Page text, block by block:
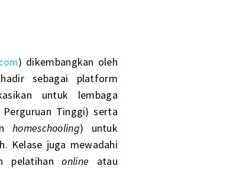
) dikembangkan oleh
sebagai platform
untuk lembaga
Perguruan Tinggi) serta
homeschooling) untuk
Kelase juga mewadahi
pelatihanonline atau